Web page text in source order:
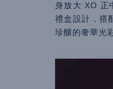
身放大 XO 正
禮盒設計，搭
珍釀的奢華光